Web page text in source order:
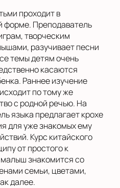
проходит в
форме. Преподаватель
творческим
разучивает песни
темы детям очень
касаются
Раннее изучение
по тому же
с родной речью. На
языка предлагает крохе
для уже знакомых ему
Курс китайского
от простого к
знакомится со
семьи, цветами,
далее.